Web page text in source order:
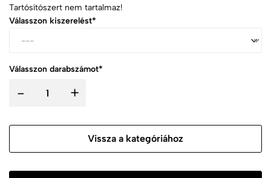
Tartósítószert nem tartalmaz!
Válasszon kiszerelést*
Válasszon darabszámot*
- +
Vissza a kategóriához